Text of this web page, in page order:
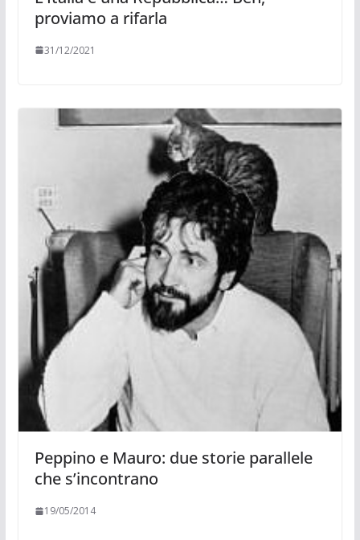
proviamo a rifarla
31/12/2021
Peppino e Mauro: due storie parallele
che s’incontrano
19/05/2014